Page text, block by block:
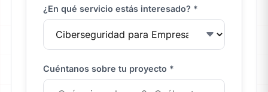
¿En qué servicio estás interesado? *
Cuéntanos sobre tu proyecto *